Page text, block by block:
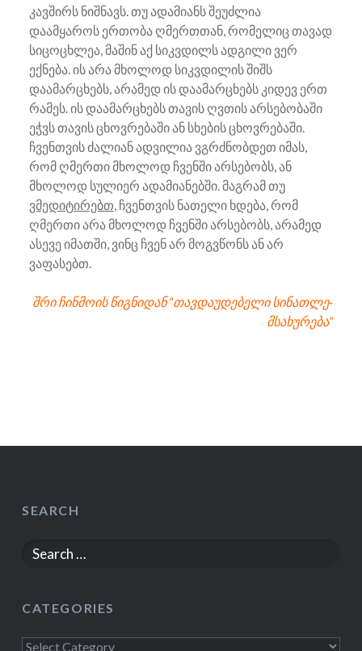
კავშირს ნიშნავს. თუ ადამიანს შეუძლია
დაამყაროს ერთობა ღმერთთან, რომელიც თავად
სიცოცხლეა, მაშინ აქ სიკვდილს ადგილი ვერ
ექნება. ის არა მხოლოდ სიკვდილის შიშს
დაამარცხებს, არამედ ის დაამარცხებს კიდევ ერთ
რამეს. ის დაამარცხებს თავის ღვთის არსებობაში
ეჭვს თავის ცხოვრებაში ან სხების ცხოვრებაში.
ჩვენთვის ძალიან ადვილია ვგრძნობდეთ იმას,
რომ ღმერთი მხოლოდ ჩვენში არსებობს, ან
მხოლოდ სულიერ ადამიანებში. მაგრამ თუ
ვმედიტირებთ, ჩვენთვის ნათელი ხდება, რომ
ღმერთი არა მხოლოდ ჩვენში არსებობს, არამედ
ასევე იმათში, ვინც ჩვენ არ მოგვწონს ან არ
ვაფასებთ.
შრი ჩინმოის წიგნიდან “თავდაუდებელი სინათლე-
მსახურება”
SEARCH
Search
CATEGORIES
Categories